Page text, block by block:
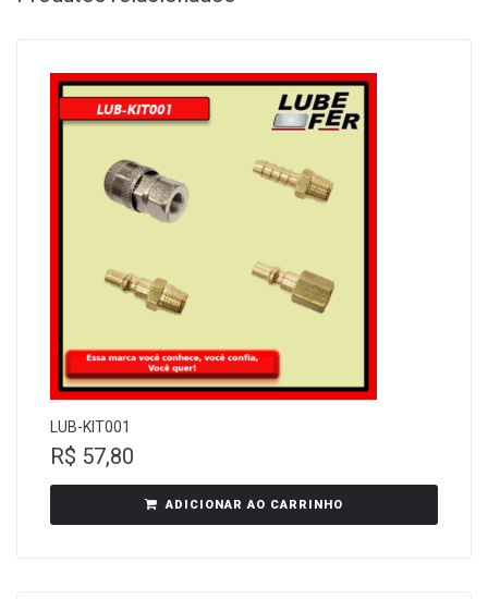
LUB-KIT001
R$ 57,80
ADICIONAR AO CARRINHO